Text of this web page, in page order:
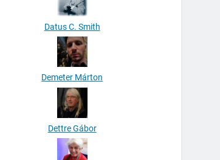
Datus C. Smith
Demeter Márton
Dettre Gábor